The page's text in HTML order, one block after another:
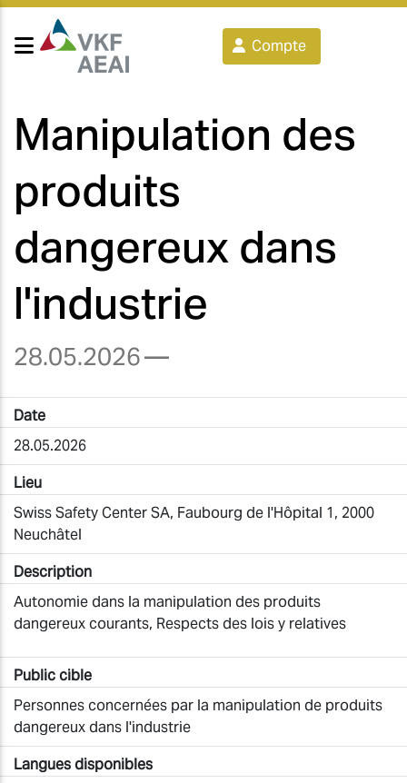
Compte
Manipulation des
produits
dangereux dans
l'industrie
28.05.2026—
Date
28.05.2026
Lieu
Swiss Safety Center SA, Faubourg de l'Hôpital 1, 2000
Neuchâtel
Description
Autonomie dans la manipulation des produits
dangereux courants, Respects des lois y relatives
Public cible
Personnes concernées par la manipulation de produits
dangereux dans l'industrie
Langues disponibles